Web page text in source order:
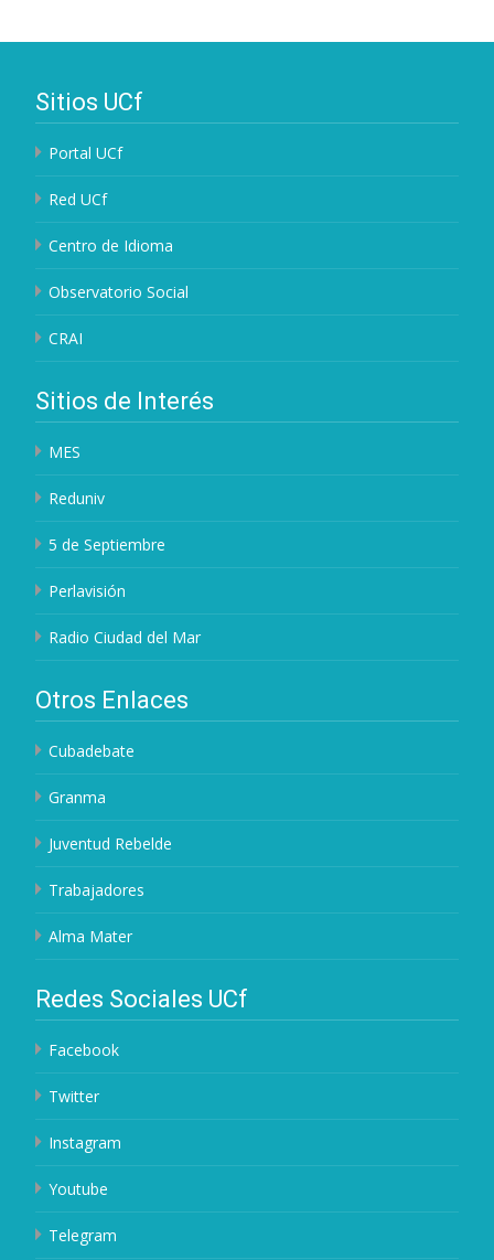
Sitios UCf
Portal UCf
Red UCf
Centro de Idioma
Observatorio Social
CRAI
Sitios de Interés
MES
Reduniv
5 de Septiembre
Perlavisión
Radio Ciudad del Mar
Otros Enlaces
Cubadebate
Granma
Juventud Rebelde
Trabajadores
Alma Mater
Redes Sociales UCf
Facebook
Twitter
Instagram
Youtube
Telegram